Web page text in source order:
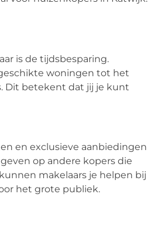
is de tijdsbesparing.
woningen tot het
Dit betekent dat jij je kunt
en exclusieve aanbiedingen
op andere kopers die
makelaars je helpen bij
het grote publiek.